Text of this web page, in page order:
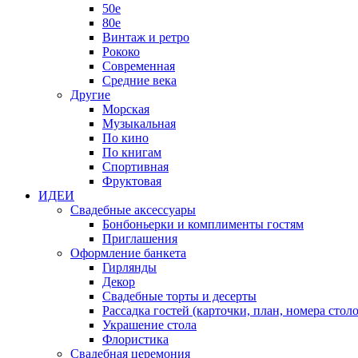
50е
80е
Винтаж и ретро
Рококо
Современная
Средние века
Другие
Морская
Музыкальная
По кино
По книгам
Спортивная
Фруктовая
ИДЕИ
Свадебные аксессуары
Бонбоньерки и комплименты гостям
Приглашения
Оформление банкета
Гирлянды
Декор
Свадебные торты и десерты
Рассадка гостей (карточки, план, номера
Украшение стола
Флористика
Свадебная церемония